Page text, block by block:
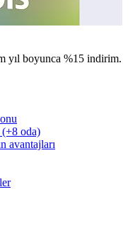
yıl boyunca %15 indirim.
oda)
avantajları